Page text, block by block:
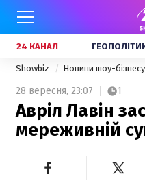
24 КАНАЛ
Showbiz Новини шоу-бізнесу
28 вересня, 23:07 1
Авріл Лавін
мереживній